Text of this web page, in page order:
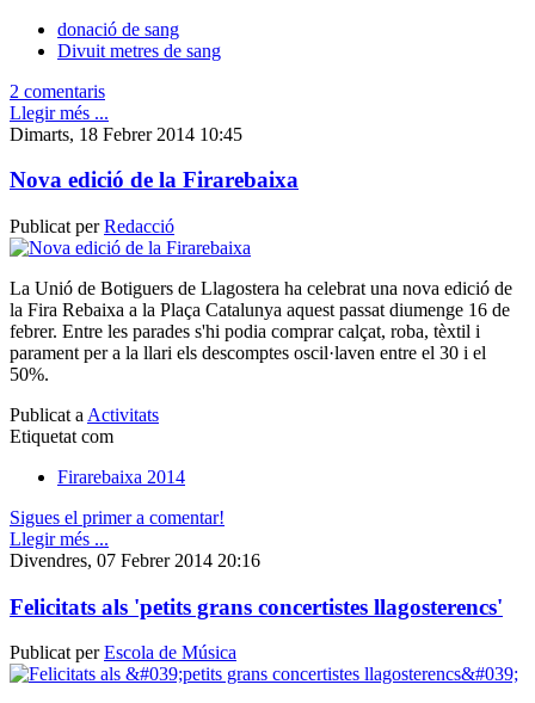
donació de sang
Divuit metres de sang
2 comentaris
Llegir més ...
Dimarts, 18 Febrer 2014 10:45
Nova edició de la Firarebaixa
Publicat perRedacció
La Unió de Botiguers de Llagostera ha celebrat una nova edició de
la Fira Rebaixa a la Plaça Catalunya aquest passat diumenge 16 de
febrer. Entre les parades s'hi podia comprar calçat, roba, tèxtil i
parament per a la llari els descomptes oscil·laven entre el 30 i el
50%.
Publicat a Activitats
Etiquetat com
Firarebaixa 2014
Sigues el primer a comentar!
Llegir més ...
Divendres, 07 Febrer 2014 20:16
Felicitats als 'petits grans concertistes llagosterencs'
Publicat perEscola de Música